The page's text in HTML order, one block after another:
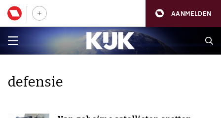
AANMELDEN
defensie